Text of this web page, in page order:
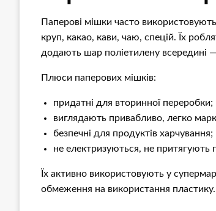
Паперові мішки часто
круп, какао, кави, чаю, спецій. Їх
додають шар поліетилену всередині
Плюси паперових мішків:
придатні для вторинної переробки;
виглядають привабливо, легко
безпечні для продуктів харчування;
не електризуються, не притягують
Їх активно використовують у
обмеження на використання пластику.